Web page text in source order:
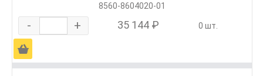
8560-8604020-01
- + 35 144 ₽ 0 шт.
Ä